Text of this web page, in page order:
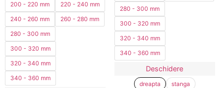
200 - 220 mm
220 - 240 mm
240 - 260 mm
260 - 280 mm
280 - 300 mm
300 - 320 mm
320 - 340 mm
340 - 360 mm
280 - 300 mm
300 - 320 mm
320 - 340 mm
340 - 360 mm
Deschidere
dreapta stanga